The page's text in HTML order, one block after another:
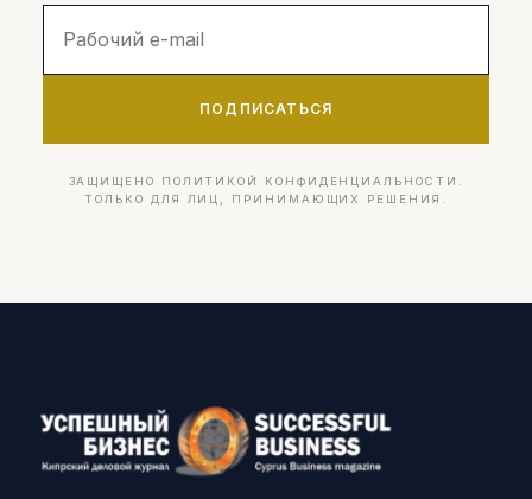
ПОДПИСАТЬСЯ
ЗАЩИЩЕНО ПОЛИТИКОЙ КОНФИДЕНЦИАЛЬНОСТИ.
ТОЛЬКО ДЛЯ ЛИЦ, ПРИНИМАЮЩИХ РЕШЕНИЯ.